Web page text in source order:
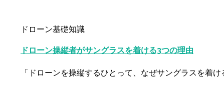
ドローン基礎知識
ドローン操縦者がサングラスを着ける3つの理由
「ドローンを操縦するひとって、なぜサングラスを着